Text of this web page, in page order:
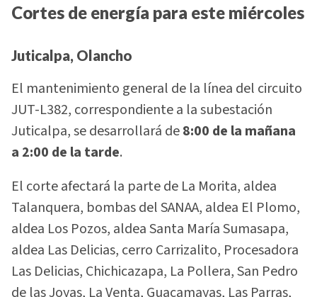
Cortes de energía para este miércoles
Juticalpa, Olancho
El mantenimiento general de la línea del circuito
JUT-L382, correspondiente a la subestación
Juticalpa, se desarrollará de8:00 de la mañana
a 2:00 de la tarde.
El corte afectará la parte de La Morita, aldea
Talanquera, bombas del SANAA, aldea El Plomo,
aldea Los Pozos, aldea Santa María Sumasapa,
aldea Las Delicias, cerro Carrizalito, Procesadora
Las Delicias, Chichicazapa, La Pollera, San Pedro
de las Joyas, La Venta, Guacamayas, Las Parras,